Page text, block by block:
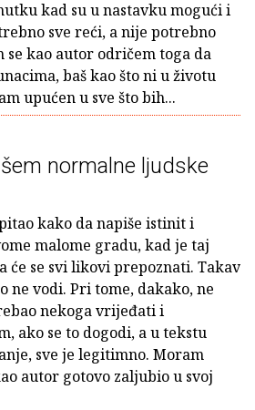
kad su u nastavku mogući i
sve reći, a nije potrebno
se kao autor odričem toga da
baš kao što ni u životu
upućen u sve što bih...
normalne ljudske
kako da napiše istinit i
malome gradu, kad je taj
će se svi likovi prepoznati. Takav
ne vodi. Pri tome, dakako, ne
nekoga vrijeđati i
ako se to dogodi, a u tekstu
sve je legitimno. Moram
autor gotovo zaljubio u svoj